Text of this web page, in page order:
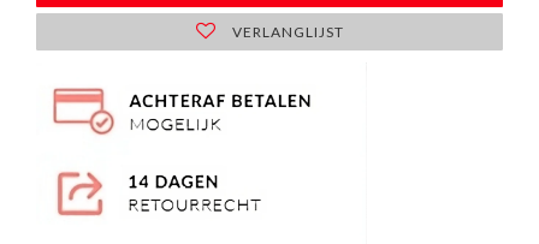
VERLANGLIJST